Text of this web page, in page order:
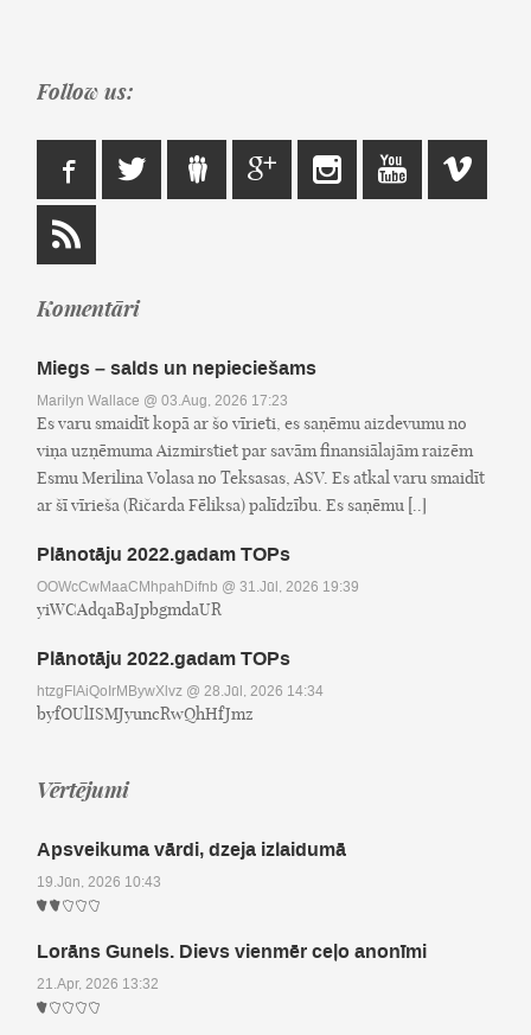
Follow us:
Komentāri
Miegs – salds un nepieciešams
Marilyn Wallace @ 03.Aug, 2026 17:23
Es varu smaidīt kopā ar šo vīrieti, es saņēmu aizdevumu no
viņa uzņēmuma Aizmirstiet par savām finansiālajām raizēm
Esmu Merilina Volasa no Teksasas, ASV. Es atkal varu smaidīt
ar šī vīrieša (Ričarda Fēliksa) palīdzību. Es saņēmu [..]
Plānotāju 2022.gadam TOPs
OOWcCwMaaCMhpahDifnb @ 31.Jūl, 2026 19:39
yiWCAdqaBaJpbgmdaUR
Plānotāju 2022.gadam TOPs
htzgFIAiQoIrMBywXlvz @ 28.Jūl, 2026 14:34
byfOUlISMJyuncRwQhHfJmz
Vērtējumi
Apsveikuma vārdi, dzeja izlaidumā
19.Jūn, 2026 10:43
Lorāns Gunels. Dievs vienmēr ceļo anonīmi
21.Apr, 2026 13:32